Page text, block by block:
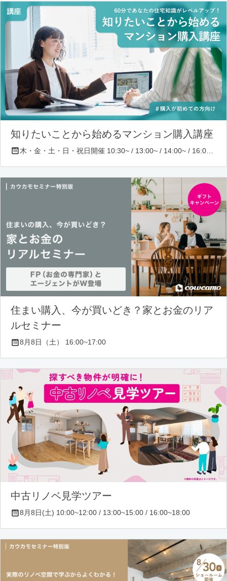
知りたいことから始めるマンション購入講座
住まい購入、今が買いどき？家とお金のリア
ルセミナー
8月8日（土） 16:00~17:00
中古リノベ見学ツアー
8月8日(土) 10:00~12:00 / 13:00~15:00 / 16:00~18:00